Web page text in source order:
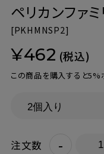
ペリカンファ
[PKHMNSP2]
¥462 (税込)
この商品を購入すると5%
注文数 -